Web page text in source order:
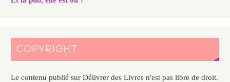
COPYRIGHT
Le contenu publié sur Délivrer des Livres n'est pas libre de droit.